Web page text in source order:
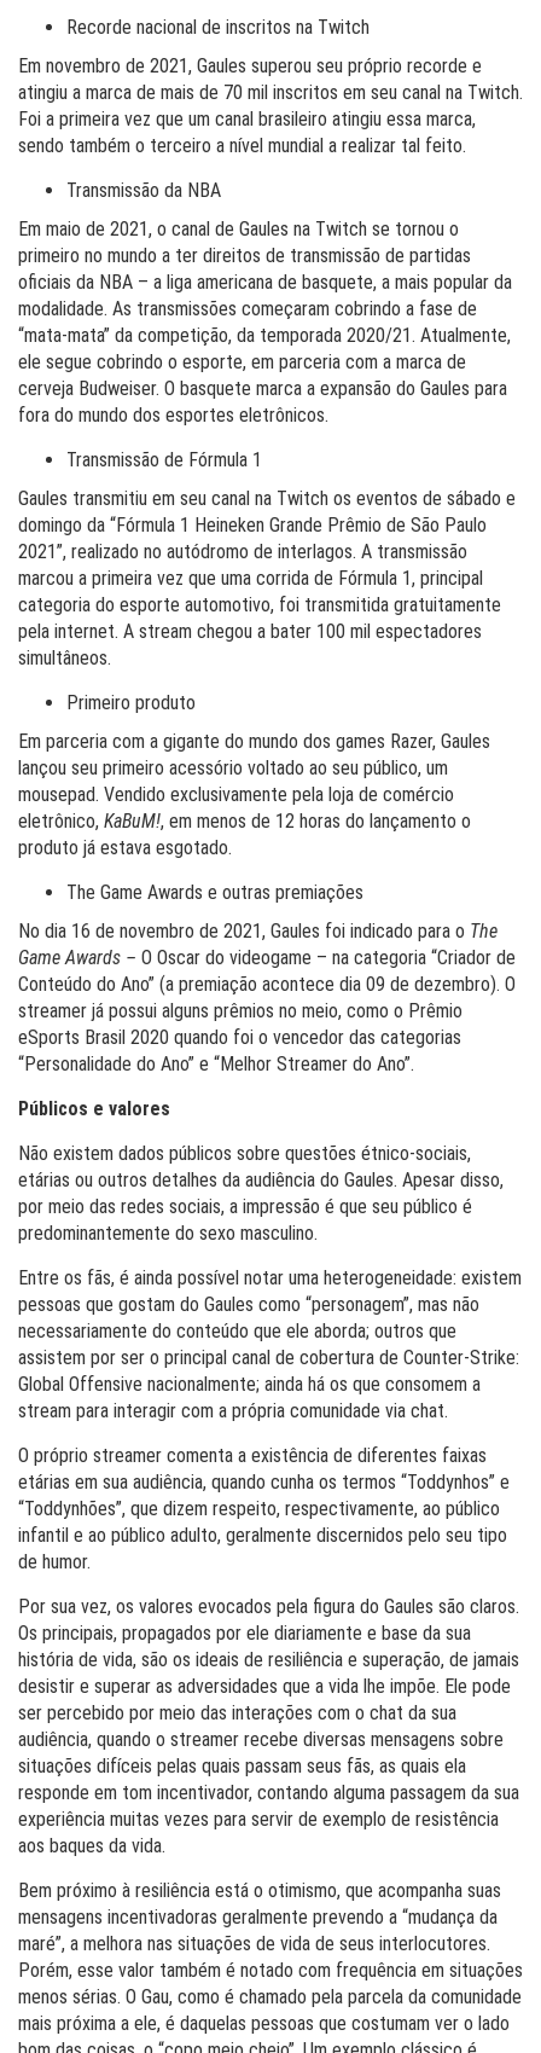
Recorde nacional de inscritos na Twitch
Em novembro de 2021, Gaules superou seu próprio recorde e
atingiu a marca de mais de 70 mil inscritos em seu canal na Twitch.
Foi a primeira vez que um canal brasileiro atingiu essa marca,
sendo também o terceiro a nível mundial a realizar tal feito.
Transmissão da NBA
Em maio de 2021, o canal de Gaules na Twitch se tornou o
primeiro no mundo a ter direitos de transmissão de partidas
oficiais da NBA – a liga americana de basquete, a mais popular da
modalidade. As transmissões começaram cobrindo a fase de
“mata-mata” da competição, da temporada 2020/21. Atualmente,
ele segue cobrindo o esporte, em parceria com a marca de
cerveja Budweiser. O basquete marca a expansão do Gaules para
fora do mundo dos esportes eletrônicos.
Transmissão de Fórmula 1
Gaules transmitiu em seu canal na Twitch os eventos de sábado e
domingo da “Fórmula 1 Heineken Grande Prêmio de São Paulo
2021”, realizado no autódromo de interlagos. A transmissão
marcou a primeira vez que uma corrida de Fórmula 1, principal
categoria do esporte automotivo, foi transmitida gratuitamente
pela internet. A stream chegou a bater 100 mil espectadores
simultâneos.
Primeiro produto
Em parceria com a gigante do mundo dos games Razer, Gaules
lançou seu primeiro acessório voltado ao seu público, um
mousepad. Vendido exclusivamente pela loja de comércio
eletrônico, KaBuM!, em menos de 12 horas do lançamento o
produto já estava esgotado.
The Game Awards e outras premiações
No dia 16 de novembro de 2021, Gaules foi indicado para o The
Game Awards – O Oscar do videogame – na categoria “Criador de
Conteúdo do Ano” (a premiação acontece dia 09 de dezembro). O
streamer já possui alguns prêmios no meio, como o Prêmio
eSports Brasil 2020 quando foi o vencedor das categorias
“Personalidade do Ano” e “Melhor Streamer do Ano”.
Públicos e valores
Não existem dados públicos sobre questões étnico-sociais,
etárias ou outros detalhes da audiência do Gaules. Apesar disso,
por meio das redes sociais, a impressão é que seu público é
predominantemente do sexo masculino.
Entre os fãs, é ainda possível notar uma heterogeneidade: existem
pessoas que gostam do Gaules como “personagem”, mas não
necessariamente do conteúdo que ele aborda; outros que
assistem por ser o principal canal de cobertura de Counter-Strike:
Global Offensive nacionalmente; ainda há os que consomem a
stream para interagir com a própria comunidade via chat.
O próprio streamer comenta a existência de diferentes faixas
etárias em sua audiência, quando cunha os termos “Toddynhos” e
“Toddynhões”, que dizem respeito, respectivamente, ao público
infantil e ao público adulto, geralmente discernidos pelo seu tipo
de humor.
Por sua vez, os valores evocados pela figura do Gaules são claros.
Os principais, propagados por ele diariamente e base da sua
história de vida, são os ideais de resiliência e superação, de jamais
desistir e superar as adversidades que a vida lhe impõe. Ele pode
ser percebido por meio das interações com o chat da sua
audiência, quando o streamer recebe diversas mensagens sobre
situações difíceis pelas quais passam seus fãs, as quais ela
responde em tom incentivador, contando alguma passagem da sua
experiência muitas vezes para servir de exemplo de resistência
aos baques da vida.
Bem próximo à resiliência está o otimismo, que acompanha suas
mensagens incentivadoras geralmente prevendo a “mudança da
maré”, a melhora nas situações de vida de seus interlocutores.
Porém, esse valor também é notado com frequência em situações
menos sérias. O Gau, como é chamado pela parcela da comunidade
mais próxima a ele, é daquelas pessoas que costumam ver o lado